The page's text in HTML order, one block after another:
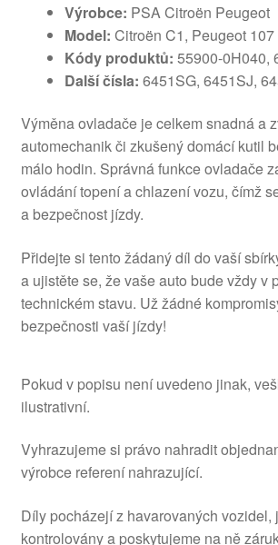
Výrobce: PSA Citroën Peugeot
Model: Citroën C1, Peugeot 107
Kódy produktů: 55900-0H040,
Další čísla: 6451SG, 6451SJ,
Výměna ovladače je celkem snadná a
automechanik či zkušený domácí kutil
málo hodin. Správná funkce ovladače
ovládání topení a chlazení vozu, čímž
a bezpečnost jízdy.
Přidejte si tento žádaný díl do vaší
a ujistěte se, že vaše auto bude vždy v
technickém stavu. Už žádné
bezpečnosti vaší jízdy!
Pokud v popisu není uvedeno jinak,
ilustrativní.
Vyhrazujeme si právo nahradit
výrobce referení nahrazující.
Díly pocházejí z havarovaných vozidel,
kontrolovány a poskytujeme na ně